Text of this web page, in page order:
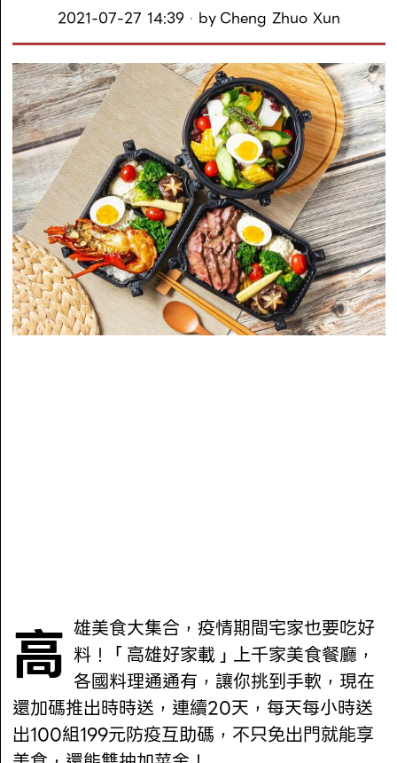
2021-07-27 14:39 by Cheng Zhuo Xun
高雄美食大集合，疫情期間宅家也要吃好 料！「高雄好家載」上千家美食餐廳，
各國料理通通有，讓你挑到手軟，現在
還加碼推出時時送，連續20天，每天每小時送
出100組199元防疫互助碼，不只免出門就能享